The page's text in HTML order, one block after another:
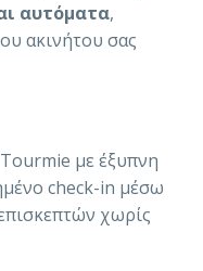
αυτόματα,
ακινήτου σας